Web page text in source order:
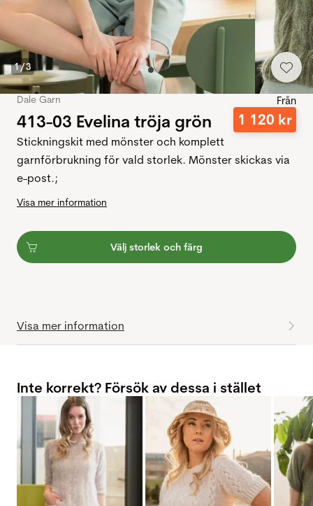
1/3
Dale Garn
413-03 Evelina tröja grön
Från
1 120 kr
Stickningskit med mönster och komplett
garnförbrukning för vald storlek. Mönster skickas via
e-post.;
Visa mer information
Välj storlek och färg
Visa mer information
Inte korrekt? Försök av dessa i stället